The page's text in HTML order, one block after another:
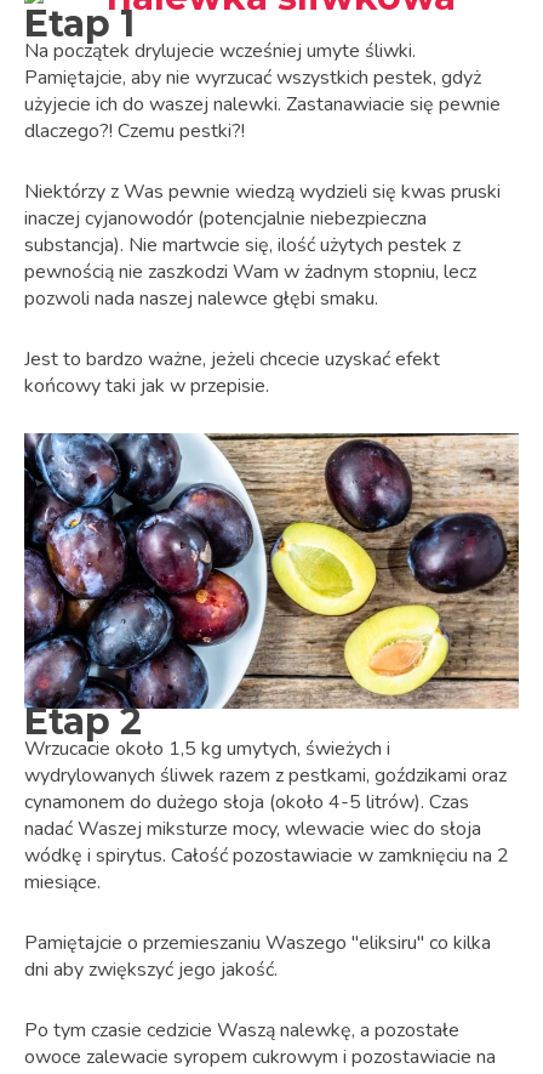
Etap 1
Na początek drylujecie wcześniej umyte śliwki.
Pamiętajcie, aby nie wyrzucać wszystkich pestek, gdyż
użyjecie ich do waszej nalewki. Zastanawiacie się pewnie
dlaczego?! Czemu pestki?!
Niektórzy z Was pewnie wiedzą wydzieli się kwas pruski
inaczej cyjanowodór (potencjalnie niebezpieczna
substancja). Nie martwcie się, ilość użytych pestek z
pewnością nie zaszkodzi Wam w żadnym stopniu, lecz
pozwoli nada naszej nalewce głębi smaku.
Jest to bardzo ważne, jeżeli chcecie uzyskać efekt
końcowy taki jak w przepisie.
Etap 2
Wrzucacie około 1,5 kg umytych, świeżych i
wydrylowanych śliwek razem z pestkami, goździkami oraz
cynamonem do dużego słoja (około 4-5 litrów). Czas
nadać Waszej miksturze mocy, wlewacie wiec do słoja
wódkę i spirytus. Całość pozostawiacie w zamknięciu na 2
miesiące.
Pamiętajcie o przemieszaniu Waszego "eliksiru" co kilka
dni aby zwiększyć jego jakość.
Po tym czasie cedzicie Waszą nalewkę, a pozostałe
owoce zalewacie syropem cukrowym i pozostawiacie na